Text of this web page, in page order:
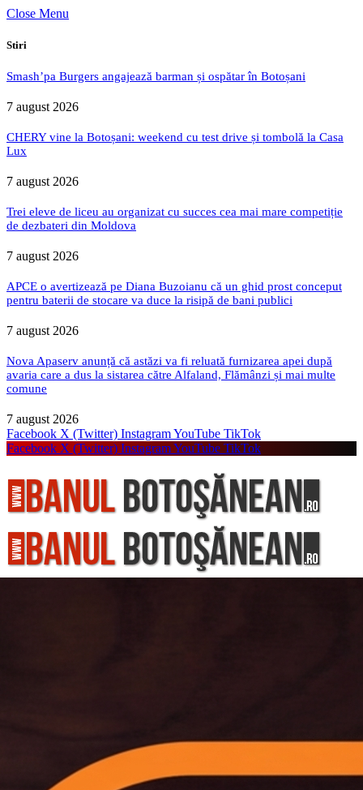
Close Menu
Stiri
Smash’pa Burgers angajează barman și ospătar în Botoșani
7 august 2026
CHERY vine la Botoșani: weekend cu test drive și tombolă la Casa
Lux
7 august 2026
Trei eleve de liceu au organizat cu succes cea mai mare competiție
de dezbateri din Moldova
7 august 2026
APCE o avertizează pe Diana Buzoianu că un ghid prost conceput
pentru baterii de stocare va duce la risipă de bani publici
7 august 2026
Nova Apaserv anunță că astăzi va fi reluată furnizarea apei după
avaria care a dus la sistarea către Alfaland, Flămânzi și mai multe
comune
7 august 2026
Facebook X (Twitter) InstagramYouTube TikTok
Facebook X (Twitter) InstagramYouTube TikTok